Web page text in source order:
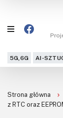
5G,6G AI-
Strona główna
z RTC oraz